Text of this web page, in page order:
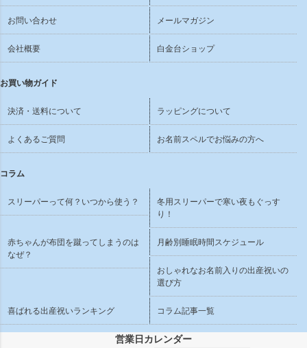
お問い合わせ メールマガジン
会社概要 白金台ショップ
お買い物ガイド
決済・送料について ラッピングについて
よくあるご質問 お名前スペルでお悩みの方へ
コラム
スリーパーって何？いつから使う？
冬用スリーパーで寒い夜もぐっす
り！
赤ちゃんが布団を蹴ってしまうのは
なぜ？
月齢別睡眠時間スケジュール
おしゃれなお名前入りの出産祝いの
選び方
喜ばれる出産祝いランキング コラム記事一覧
営業日カレンダー